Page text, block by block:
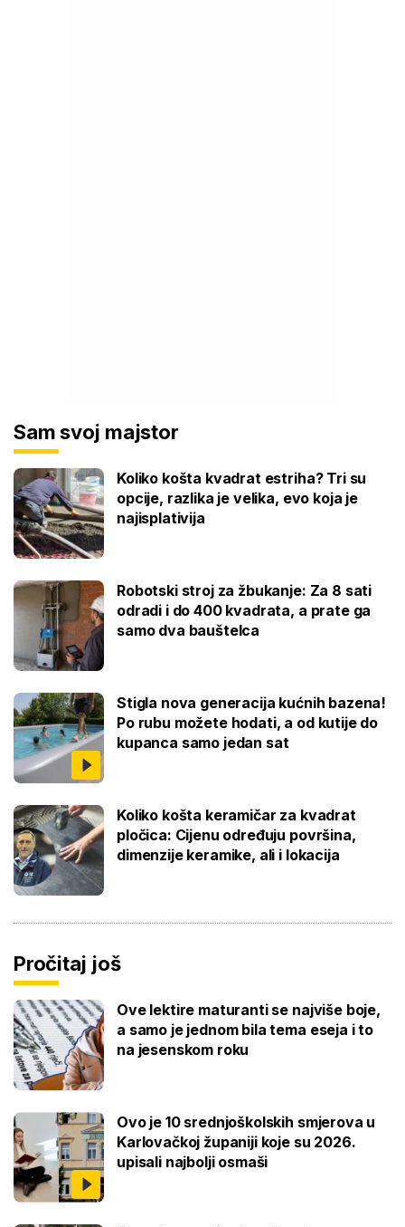
Sam svoj majstor
Koliko košta kvadrat estriha? Tri su
opcije, razlika je velika, evo koja je
najisplativija
Robotski stroj za žbukanje: Za 8 sati
odradi i do 400 kvadrata, a prate ga
samo dva bauštelca
Stigla nova generacija kućnih bazena!
Po rubu možete hodati, a od kutije do
kupanca samo jedan sat
Koliko košta keramičar za kvadrat
pločica: Cijenu određuju površina,
dimenzije keramike, ali i lokacija
Pročitaj još
Ove lektire maturanti se najviše boje,
a samo je jednom bila tema eseja i to
na jesenskom roku
Ovo je 10 srednjoškolskih smjerova u
Karlovačkoj županiji koje su 2026.
upisali najbolji osmaši